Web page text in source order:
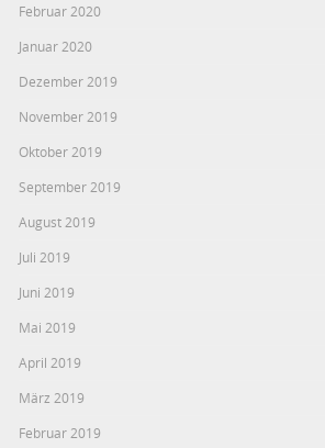
Februar 2020
Januar 2020
Dezember 2019
November 2019
Oktober 2019
September 2019
August 2019
Juli 2019
Juni 2019
Mai 2019
April 2019
März 2019
Februar 2019